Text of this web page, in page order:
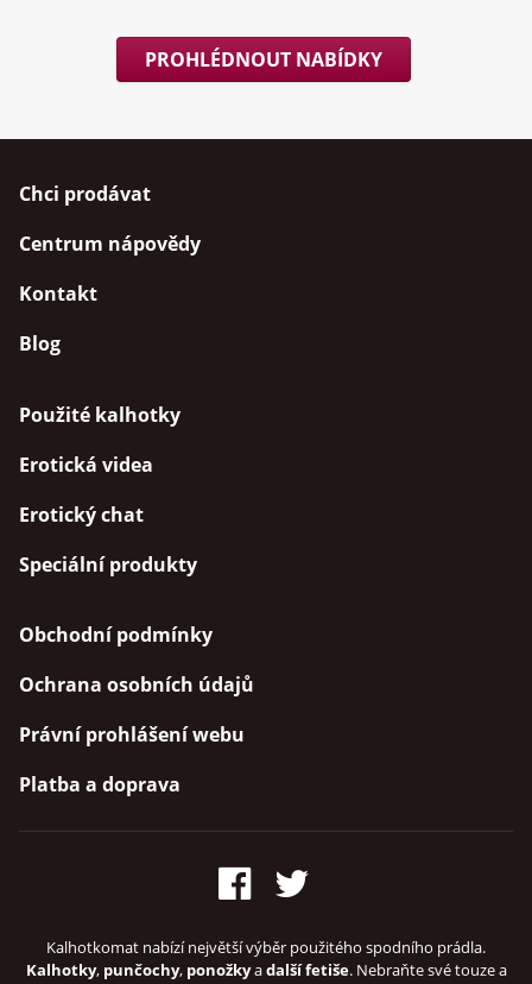
PROHLÉDNOUT NABÍDKY
Chci prodávat
Centrum nápovědy
Kontakt
Blog
Použité kalhotky
Erotická videa
Erotický chat
Speciální produkty
Obchodní podmínky
Ochrana osobních údajů
Právní prohlášení webu
Platba a doprava
Kalhotkomat nabízí největší výběr použitého spodního prádla.
Kalhotky, punčochy, ponožkyadalší fetiše. Nebraňte své touze a